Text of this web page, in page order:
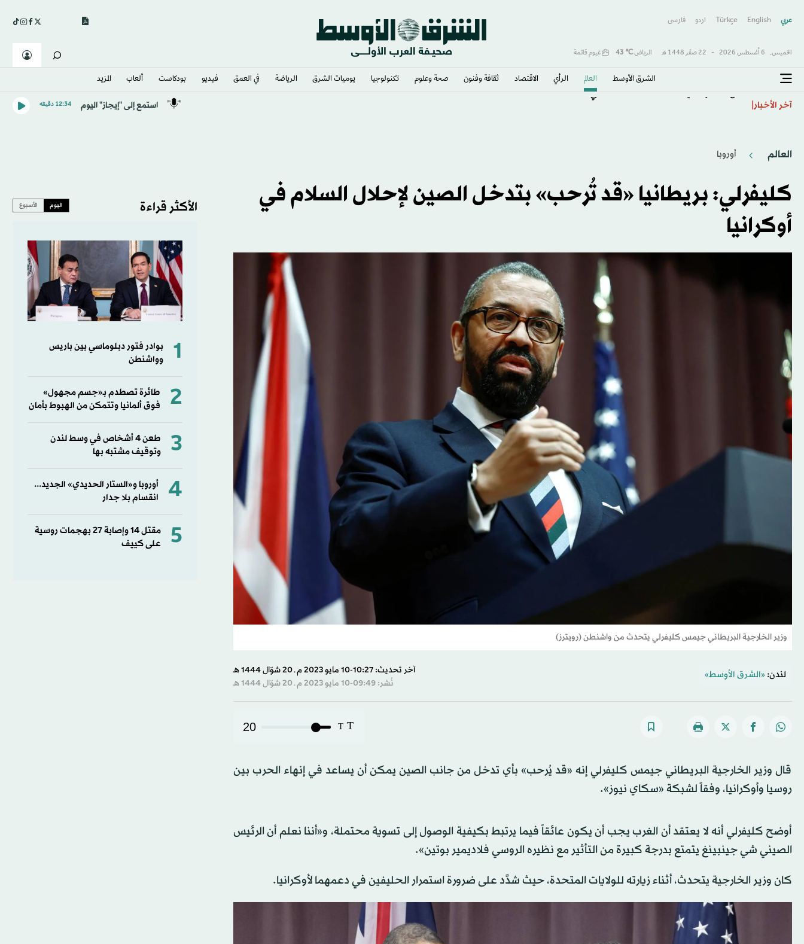
عربي English
Türkçe اردو فارسى
الخميس, 6 أغسطس 2026 - 22 صفَر 1448 هـ الرياض℃
43 غيوم قاتمة
الشرق الأوسط​ العالم الرأي الاقتصاد ثقافة وفنون صحة وعلوم تكنولوجيا يوميات الشرق​ الرياضة في العمق فيديو بودكاست ألعاب المزيد
آخر الأخبار استمع إلى "إيجاز" اليوم 12:34 دقيقه
العالم أوروبا
كليفرلي: بريطانيا «قد تُرحب» بتدخل الصين لإحلال السلام في
أوكرانيا
وزير الخارجية البريطاني جيمس كليفرلي يتحدث من واشنطن (رويترز)
لندن: «الشرق الأوسط»
آخر تحديث: 10:27-10 مايو 2023 م ـ 20 شوّال 1444 هـ
نُشر: 09:49-10 مايو 2023 م ـ 20 شوّال 1444 هـ
T
T
20
قال وزير الخارجية البريطاني جيمس كليفرلي إنه «قد يُرحب» بأي تدخل من جانب الصين يمكن أن يساعد في إنهاء الحرب بين
روسيا وأوكرانيا، وفقاً لشبكة «سكاي نيوز».
أوضح كليفرلي أنه لا يعتقد أن الغرب يجب أن يكون عائقاً فيما يرتبط بكيفية الوصول إلى تسوية محتملة، و«أننا نعلم أن الرئيس
الصيني شي جينبينغ يتمتع بدرجة كبيرة من التأثير مع نظيره الروسي فلاديمير بوتين».
كان وزير الخارجية يتحدث، أثناء زيارته للولايات المتحدة، حيث شدَّد على ضرورة استمرار الحليفين في دعمهما لأوكرانيا.
الأكثر قراءة اليوم الأسبوع
1
بوادر فتور دبلوماسي بين باريس
وواشنطن
2
طائرة تصطدم بـ«جسم مجهول»
فوق ألمانيا وتتمكن من الهبوط بأمان
3
طعن 4 أشخاص في وسط لندن
وتوقيف مشتبه بها
4
أوروبا و«الستار الحديدي» الجديد...
انقسام بلا جدار
5
مقتل ⁠14 وإصابة ‌27 بهجمات روسية
على كييف